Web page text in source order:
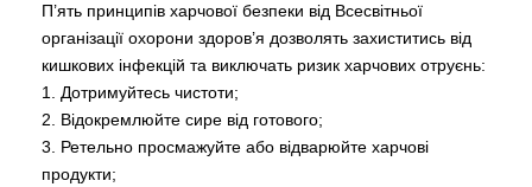
П’ять принципів харчової безпеки від Всесвітньої
організації охорони здоров’я дозволять захиститись від
кишкових інфекцій та виключать ризик харчових отруєнь:
1. Дотримуйтесь чистоти;
2. Відокремлюйте сире від готового;
3. Ретельно просмажуйте або відварюйте харчові
продукти;